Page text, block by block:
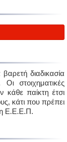
διαδικασία
στοιχηματικές
κάθε παίκτη έτσι
κάτι που πρέπει
η Ε.Ε.Ε.Π.